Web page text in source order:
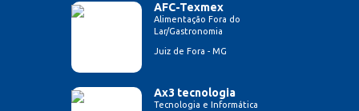
AFC-Texmex
Alimentação Fora do
Lar/Gastronomia
Juiz de Fora - MG
Ax3 tecnologia
Tecnologia e Informática